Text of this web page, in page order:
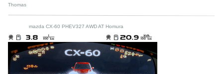
Thomas
mazda CX-60 PHEV327 AWD AT Homura